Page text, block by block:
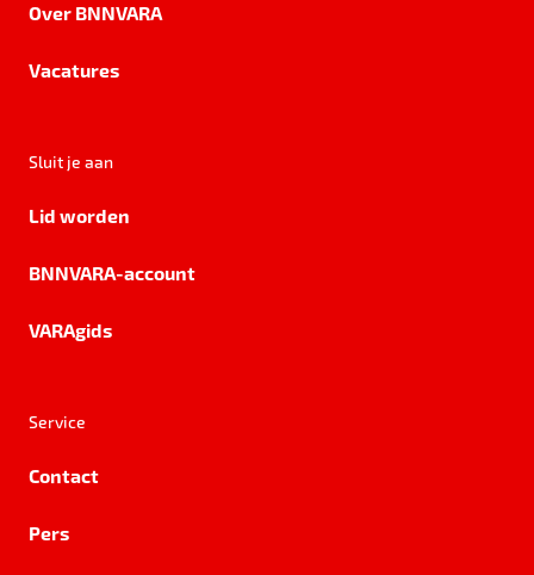
Over BNNVARA
Vacatures
Sluit je aan
Lid worden
BNNVARA-account
VARAgids
Service
Contact
Pers